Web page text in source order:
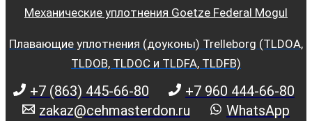
Механические уплотнения Goetze Federal Mogul
Плавающие уплотнения (доуконы) Trelleborg (TLDOA,
TLDOB, TLDOC и TLDFA, TLDFB)
+7 (863) 445-66-80
+7 960 444-66-80
zakaz@cehmasterdon.ru
WhatsApp